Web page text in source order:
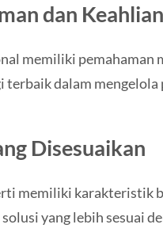
dan Keahlian
memiliki pemahaman
terbaik dalam
Disesuaikan
memiliki karakteristik
yang lebih sesuai